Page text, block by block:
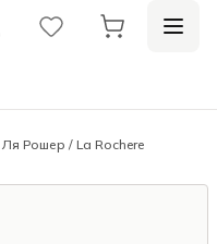
Ля Рошер / La Rochere